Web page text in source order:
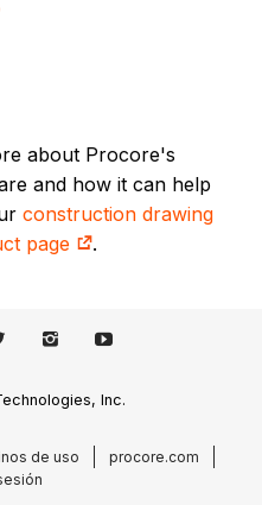
about Procore's
and how it can help
construction drawing
page
.
Inc.
de uso
procore.com